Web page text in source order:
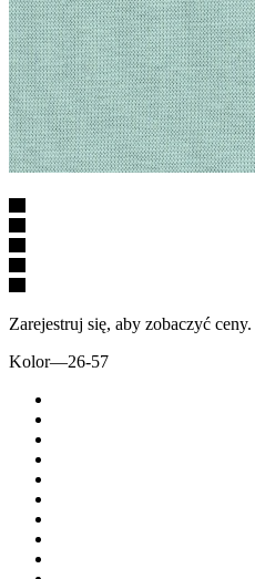
Zarejestruj się, aby zobaczyć ceny.
Kolor—26-57